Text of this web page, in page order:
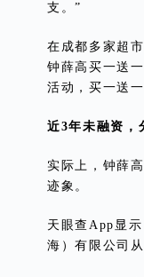
支。”
在成都多家超
钟薛高买一送
活动，买一送
近3年未融资，
实际上，钟薛
迹象。
天眼查App显
海）有限公司